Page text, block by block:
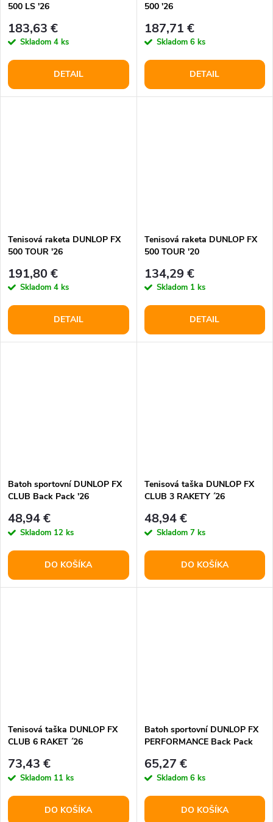
500 LS '26
183,63 €
Skladom 4 ks
DETAIL
500 '26
187,71 €
Skladom 6 ks
DETAIL
Tenisová raketa DUNLOP FX
500 TOUR '26
191,80 €
Skladom 4 ks
DETAIL
Tenisová raketa DUNLOP FX
500 TOUR '20
134,29 €
Skladom 1 ks
DETAIL
Batoh sportovní DUNLOP FX
CLUB Back Pack '26
48,94 €
Skladom 12 ks
DO KOŠÍKA
Tenisová taška DUNLOP FX
CLUB 3 RAKETY ´26
48,94 €
Skladom 7 ks
DO KOŠÍKA
Tenisová taška DUNLOP FX
CLUB 6 RAKET ´26
73,43 €
Skladom 11 ks
DO KOŠÍKA
Batoh sportovní DUNLOP FX
PERFORMANCE Back Pack
65,27 €
Skladom 6 ks
DO KOŠÍKA